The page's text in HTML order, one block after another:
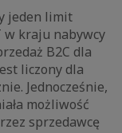
jeden limit
w kraju nabywcy
B2C dla
liczony dla
Jednocześnie,
możliwość
sprzedawcę